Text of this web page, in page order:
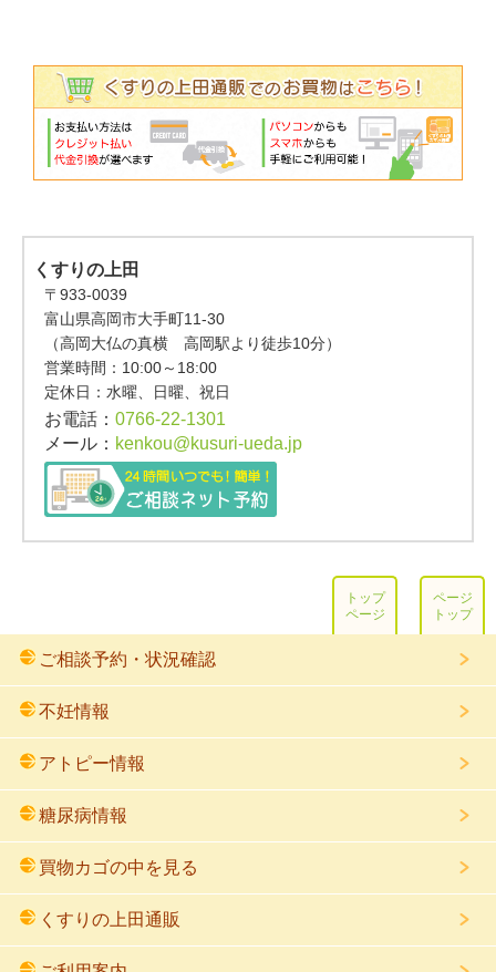
くすりの上田
〒933-0039
富山県高岡市大手町11-30
（高岡大仏の真横 高岡駅より徒歩10分）
営業時間： 10:00～18:00
定休日：水曜、日曜、祝日
お電話： 0766-22-1301
メール： kenkou@kusuri-ueda.jp
ページ
トップ
トップ
ページ
ご相談予約・状況確認
不妊情報
アトピー情報
糖尿病情報
買物カゴの中を見る
くすりの上田通販